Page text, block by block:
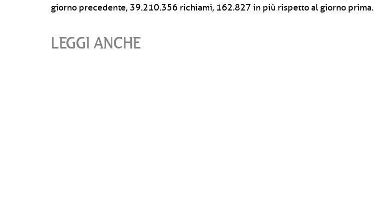
giorno precedente, 39.210.356 richiami, 162.827 in più rispetto al giorno prima.
LEGGI ANCHE